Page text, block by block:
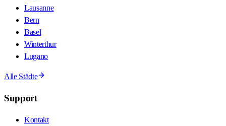
Lausanne
Bern
Basel
Winterthur
Lugano
Alle Städte
Support
Kontakt